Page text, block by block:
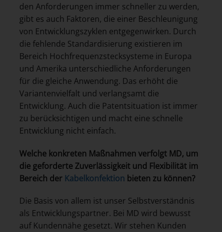
den Anforderungen immer schneller zu werden,
gibt es auch Faktoren, die einer Beschleunigung
von Entwicklungszyklen entgegenwirken. Durch
die fehlende Standardisierung existieren im
Bereich Hochfrequenzstecksysteme in Europa
und Amerika unterschiedliche Anforderungen
für die gleiche Anwendung. Das erhöht die
Variantenvielfalt und verlangsamt die
Entwicklung. Auch die Patentsituation ist immer
zu berücksichtigen und macht eine schnelle
Entwicklung nicht einfach.
Welche konkreten Maßnahmen verfolgt MD, um
die geforderte Zuverlässigkeit und Flexibilität im
Bereich der Kabelkonfektion bieten zu können?
Die Basis von allem ist unser Selbstverständnis
als Entwicklungspartner. Bei MD wird bewusst
auf Kundennähe gesetzt. Wir stehen Kunden